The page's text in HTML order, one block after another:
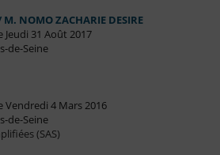
NOMO ZACHARIE DESIRE
31 Août 2017
de-Seine
Vendredi 4 Mars 2016
de-Seine
(SAS)